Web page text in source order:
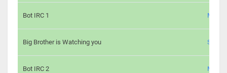
Bot IRC 1
Big Brother is Watching you
Bot IRC 2